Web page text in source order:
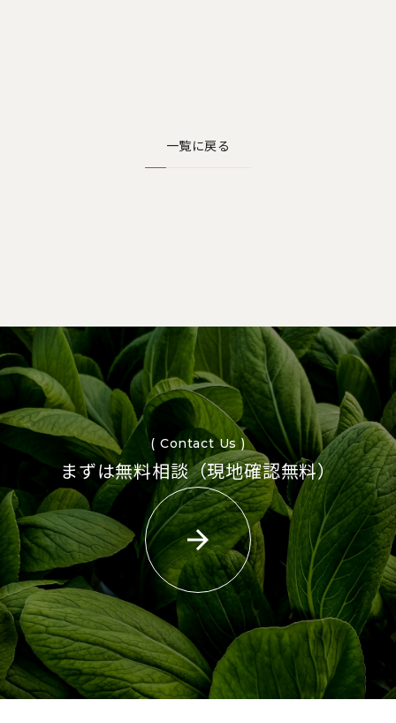
一覧に戻る
( Contact Us )
まずは無料相談（現地確認無料）
arrow_forward